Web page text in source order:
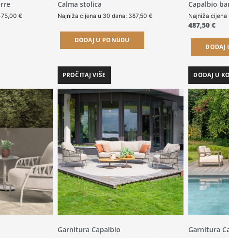
€
Calma stolica
Najniža cijena u 30 dana: 387,50 €
DODAJ U PONUDU
PROČITAJ VIŠE
Capalbio
Najniža
487,50€
DODAJ
DODAJ U
Garnitura Capalbio Garnitura